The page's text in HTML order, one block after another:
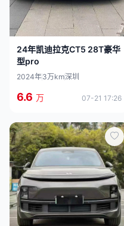
24年凯迪拉克CT5 28T豪华
型pro
2024年3万km深圳
6.6 万 07-21 17:26